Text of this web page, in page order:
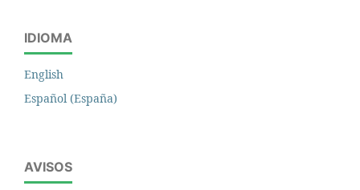
IDIOMA
English
Español (España)
AVISOS